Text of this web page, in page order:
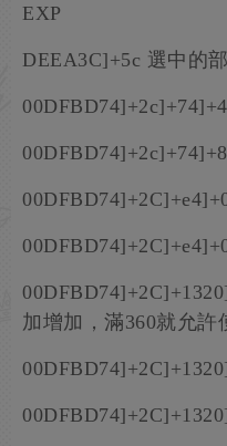
EXP
DEEA3C]+5c 選中的
加增加，滿360就允